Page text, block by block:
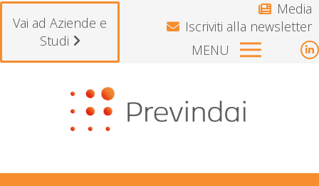
Vai ad Aziende e
Studi
Media
Iscriviti alla newsletter
MENU
Si avvisano gli iscritti che il Fondo